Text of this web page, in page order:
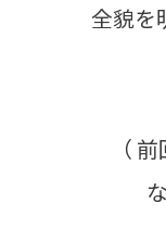
全貌を
（